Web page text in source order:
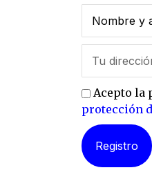
Acepto la
protección